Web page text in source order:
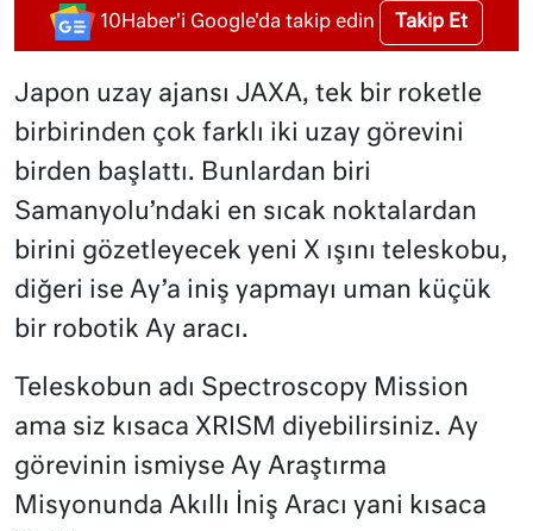
10Haber'i Google'da takip edin Takip Et
Japon uzay ajansı JAXA, tek bir roketle
birbirinden çok farklı iki uzay görevini
birden başlattı. Bunlardan biri
Samanyolu’ndaki en sıcak noktalardan
birini gözetleyecek yeni X ışını teleskobu,
diğeri ise Ay’a iniş yapmayı uman küçük
bir robotik Ay aracı.
Teleskobun adı Spectroscopy Mission
ama siz kısaca XRISM diyebilirsiniz. Ay
görevinin ismiyse Ay Araştırma
Misyonunda Akıllı İniş Aracı yani kısaca